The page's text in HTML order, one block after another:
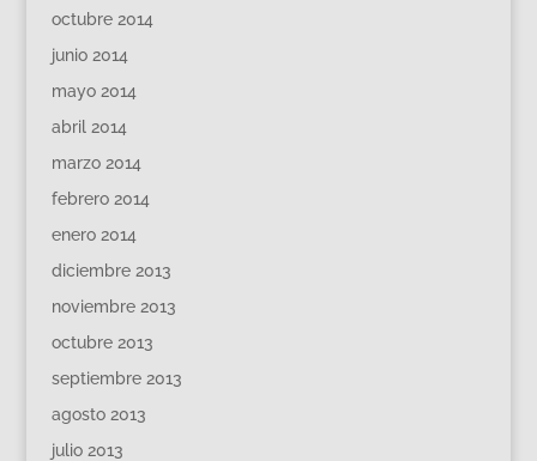
octubre 2014
junio 2014
mayo 2014
abril 2014
marzo 2014
febrero 2014
enero 2014
diciembre 2013
noviembre 2013
octubre 2013
septiembre 2013
agosto 2013
julio 2013